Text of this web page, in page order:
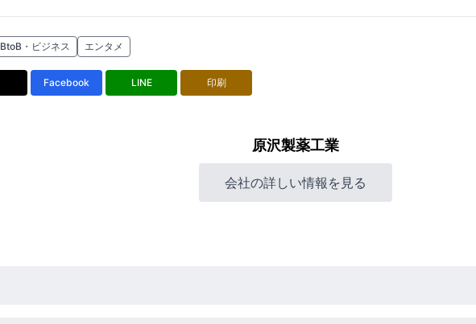
BtoB・ビジネス エンタメ
Facebook LINE 印刷
原沢製薬工業
会社の詳しい情報を見る